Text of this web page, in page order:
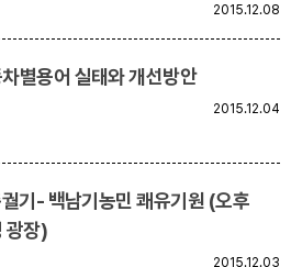
2015.12.08
별용어 실태와 개선방안
2015.12.04
기- 백남기농민 쾌유기원 (오후
광장)
2015.12.03